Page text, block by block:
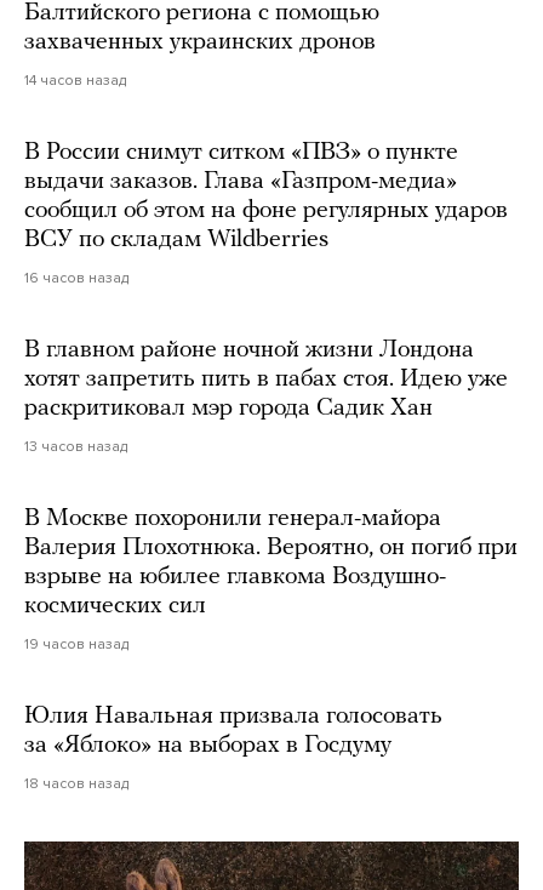
Балтийского региона с помощью
захваченных украинских дронов
14 часов назад
В России снимут ситком «ПВЗ» о пункте
выдачи заказов. Глава «Газпром-медиа»
сообщил об этом на фоне регулярных ударов
ВСУ по складам Wildberries
16 часов назад
В главном районе ночной жизни Лондона
хотят запретить пить в пабах стоя. Идею уже
раскритиковал мэр города Садик Хан
13 часов назад
В Москве похоронили генерал-майора
Валерия Плохотнюка. Вероятно, он погиб при
взрыве на юбилее главкома Воздушно-
космических сил
19 часов назад
Юлия Навальная призвала голосовать
за «Яблоко» на выборах в Госдуму
18 часов назад